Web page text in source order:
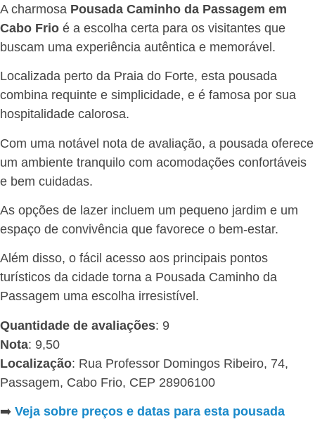
A charmosa Pousada Caminho da Passagem em
Cabo Frio é a escolha certa para os visitantes que
buscam uma experiência autêntica e memorável.
Localizada perto da Praia do Forte, esta pousada
combina requinte e simplicidade, e é famosa por sua
hospitalidade calorosa.
Com uma notável nota de avaliação, a pousada oferece
um ambiente tranquilo com acomodações confortáveis
e bem cuidadas.
As opções de lazer incluem um pequeno jardim e um
espaço de convivência que favorece o bem-estar.
Além disso, o fácil acesso aos principais pontos
turísticos da cidade torna a Pousada Caminho da
Passagem uma escolha irresistível.
Quantidade de avaliações: 9
Nota: 9,50
Localização: Rua Professor Domingos Ribeiro, 74,
Passagem, Cabo Frio, CEP 28906100
➡️ Veja sobre preços e datas para esta pousada